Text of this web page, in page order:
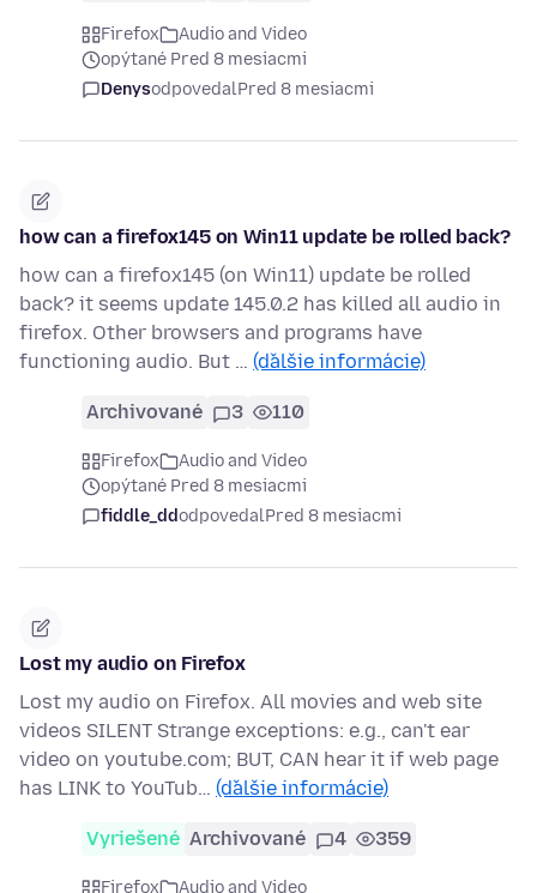
Firefox
Audio and Video
opýtané Pred 8 mesiacmi
DenysodpovedalPred 8 mesiacmi
how can a firefox145 on Win11 update be rolled back?
how can a firefox145 (on Win11) update be rolled
back? it seems update 145.0.2 has killed all audio in
firefox. Other browsers and programs have
functioning audio. But … (ďalšie informácie)
Archivované 3 110
Firefox
Audio and Video
opýtané Pred 8 mesiacmi
fiddle_ddodpovedalPred 8 mesiacmi
Lost my audio on Firefox
Lost my audio on Firefox. All movies and web site
videos SILENT Strange exceptions: e.g., can't ear
video on youtube.com; BUT, CAN hear it if web page
has LINK to YouTub… (ďalšie informácie)
Vyriešené Archivované 4 359
Firefox Audio and Video